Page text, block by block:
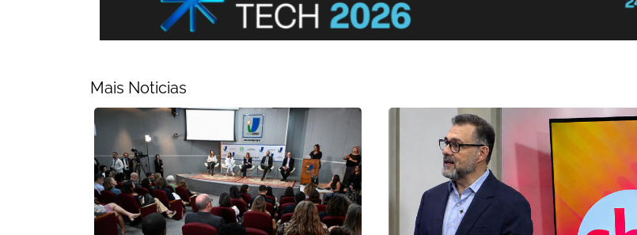
Mais Noticias